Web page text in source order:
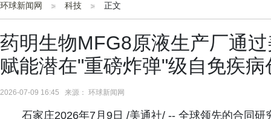
环球新闻网 科技 正文
药明生物MFG8原液生产厂通
赋能潜在"重磅炸弹"级自免疾
2026-07-09 16:45 来源： 环球新闻网
石家庄2026年7月9日 /美通社/ -- 全球领先的合同